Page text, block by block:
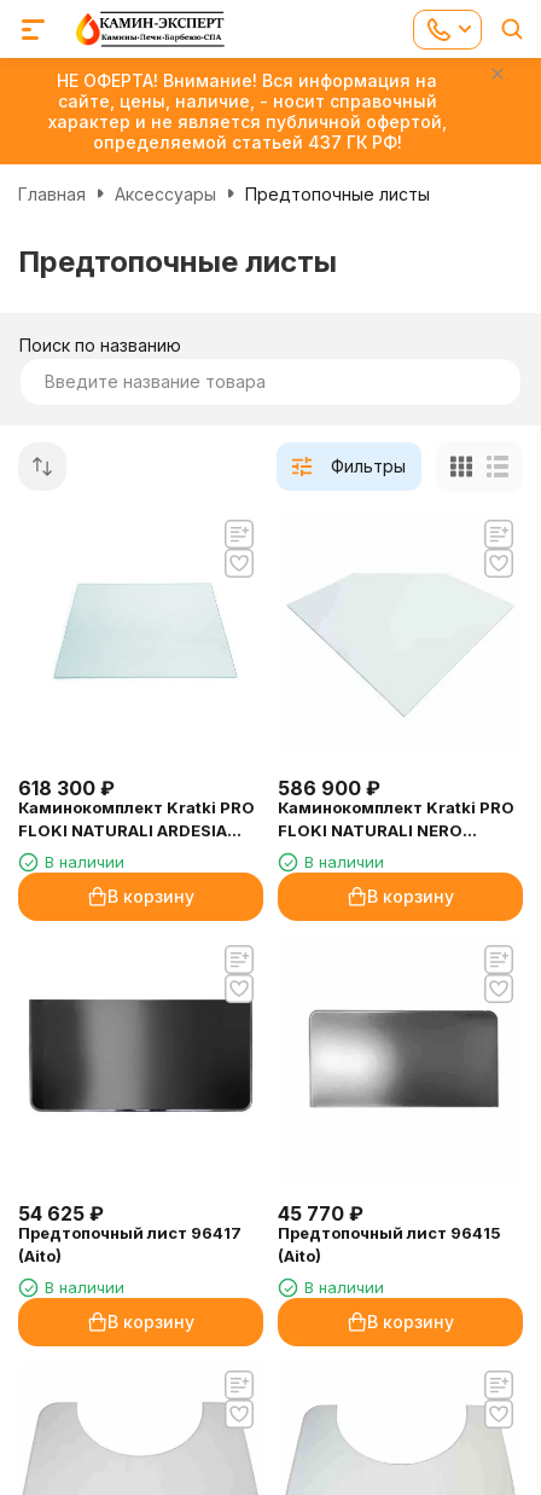
НЕ ОФЕРТА! Внимание! Вся информация на
сайте, цены, наличие, - носит справочный
характер и не является публичной офертой,
определяемой статьей 437 ГК РФ!
Главная Аксессуары Предтопочные листы
Предтопочные листы
Поиск по названию
Фильтры
618 300 ₽
Каминокомплект Kratki PRO
FLOKI NATURALI ARDESIA
NERO A SPACCO, угловое
стекло справа (Чёрная
футеровка)
В наличии
В корзину
586 900 ₽
Каминокомплект Kratki PRO
FLOKI NATURALI NERO
GRECO (Белая футеровка)
В наличии
В корзину
54 625 ₽
Предтопочный лист 96417
(Aito)
В наличии
В корзину
45 770 ₽
Предтопочный лист 96415
(Aito)
В наличии
В корзину